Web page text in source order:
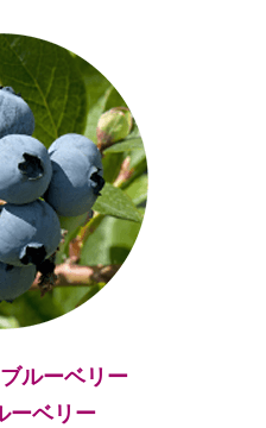
ルーベリー
ーベリー